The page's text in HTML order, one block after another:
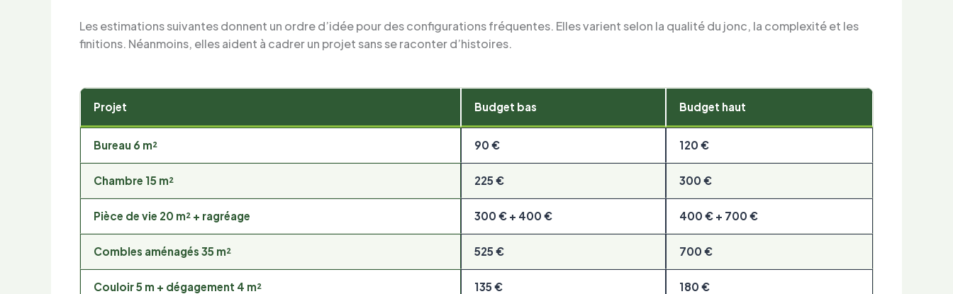
Les estimations suivantes donnent un ordre d’idée pour des configurations fréquentes. Elles varient selon la qualité du jonc, la complexité et les
finitions. Néanmoins, elles aident à cadrer un projet sans se raconter d’histoires.
Projet Budget bas Budget haut
Bureau 6 m² 90 € 120 €
Chambre 15 m² 225 € 300 €
Pièce de vie 20 m² + ragréage 300 € + 400 € 400 € + 700 €
Combles aménagés 35 m² 525 € 700 €
Couloir 5 m + dégagement 4 m² 135 € 180 €